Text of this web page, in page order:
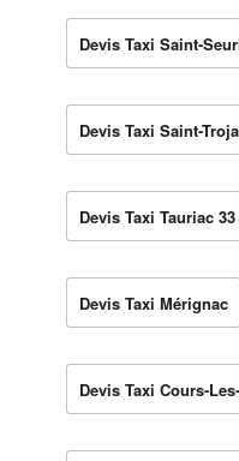
Devis Taxi Saint-
Devis Taxi Saint-
Devis Taxi Tauriac 33
Devis Taxi Mérignac
Devis Taxi Cours-